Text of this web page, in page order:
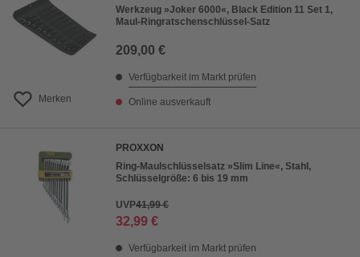
Merken
Werkzeug »Joker 6000«, Black Edition 11 Set 1,
Maul-Ringratschenschlüssel-Satz
209,00 €
Verfügbarkeit im Markt prüfen
Online ausverkauft
PROXXON
Ring-Maulschlüsselsatz »Slim Line«, Stahl,
Schlüsselgröße: 6 bis 19 mm
UVP41,99 €
32,99 €
Verfügbarkeit im Markt prüfen